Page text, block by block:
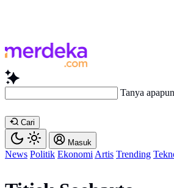
Tanya
Cari
Masuk
News Politik Ekonomi Artis Trending